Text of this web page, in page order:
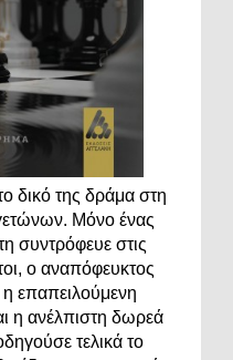
δικό της δράμα στη
Μόνο ένας
συντρόφευε στις
ο αναπόφευκτος
επαπειλούμενη
η ανέλπιστη δωρεά
τελικά το